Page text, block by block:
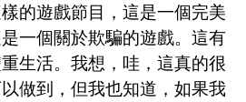
的遊戲節目，這是一個完美
一個關於欺騙的遊戲。這有
生活。我想，哇，這真的很
做到，但我也知道，如果我